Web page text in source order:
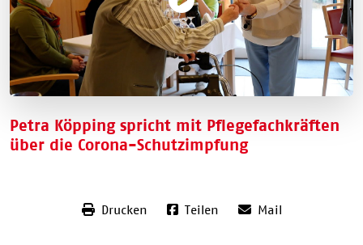
Bei der Wiedergabe des eingebundenenYouTube
Petra Köpping spricht mit Pflegefachkräften
über die Corona-Schutzimpfung
Drucken Teilen Mail